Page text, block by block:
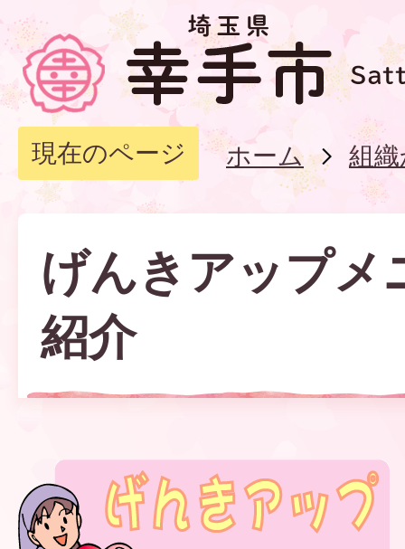
現在のページ ホーム 組
げんきアップメ
紹介